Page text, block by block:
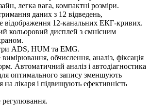
легка вага, компактні розміри.
даних з 12 відведень,
відображення 12-канальних ЕКГ-кривих.
кольоровий дисплей з ємнісним
ADS, HUM та EMG.
обчислення, аналіз, фіксація
Автоматичний аналіз і автодіагностика
для оптимального запису зменшують
на лікаря і підвищують ефективність